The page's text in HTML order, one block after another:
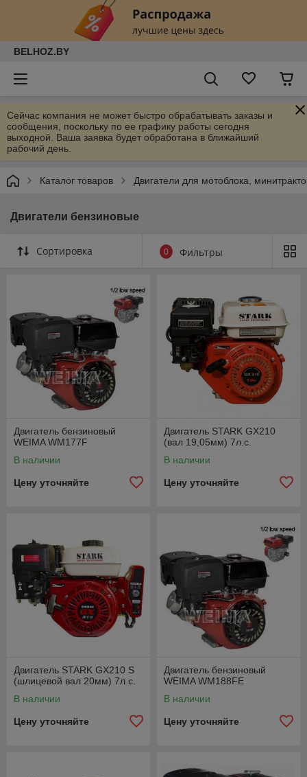
BELHOZ.BY
Сейчас компания не может быстро обрабатывать заказы и
сообщения, поскольку по ее графику работы сегодня
выходной. Ваша заявка будет обработана в ближайший
рабочий день.
Каталог товаров Двигатели для мотоблока,
Двигатели бензиновые
Сортировка 0 Фильтры
Двигатель бензиновый
WEIMA WM177F
В наличии
Цену уточняйте
Двигатель STARK GX210
(вал 19,05мм) 7л.с.
В наличии
Цену уточняйте
Двигатель STARK GX210 S
(шлицевой вал 20мм) 7л.с.
В наличии
Цену уточняйте
Двигатель бензиновый
WEIMA WM188FE
В наличии
Цену уточняйте